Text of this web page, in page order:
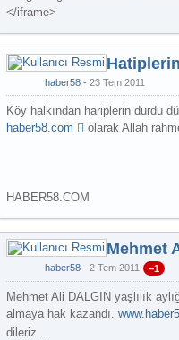
</iframe>
haber58 23 Tem 2011
Köy halkından hariplerin durdu
haber58.com
olarak Allah
HABER58.COM
Mehmet
haber58 2 Tem 2011 −1
Mehmet Ali DALGIN yaşlılık
almaya hak kazandı.
dileriz ...